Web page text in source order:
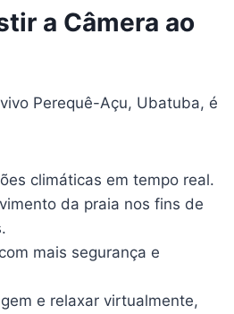
a Câmera ao
Perequê-Açu, Ubatuba, é
climáticas em tempo real.
da praia nos fins de
mais segurança e
e relaxar virtualmente,